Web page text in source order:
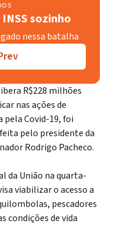
sozinho
nessa batalha
R$228 milhões
nas ações de
Covid-19, foi
pelo presidente da
Rodrigo Pacheco.
da União na quarta-
viabilizar o acesso a
pescadores
condições de vida